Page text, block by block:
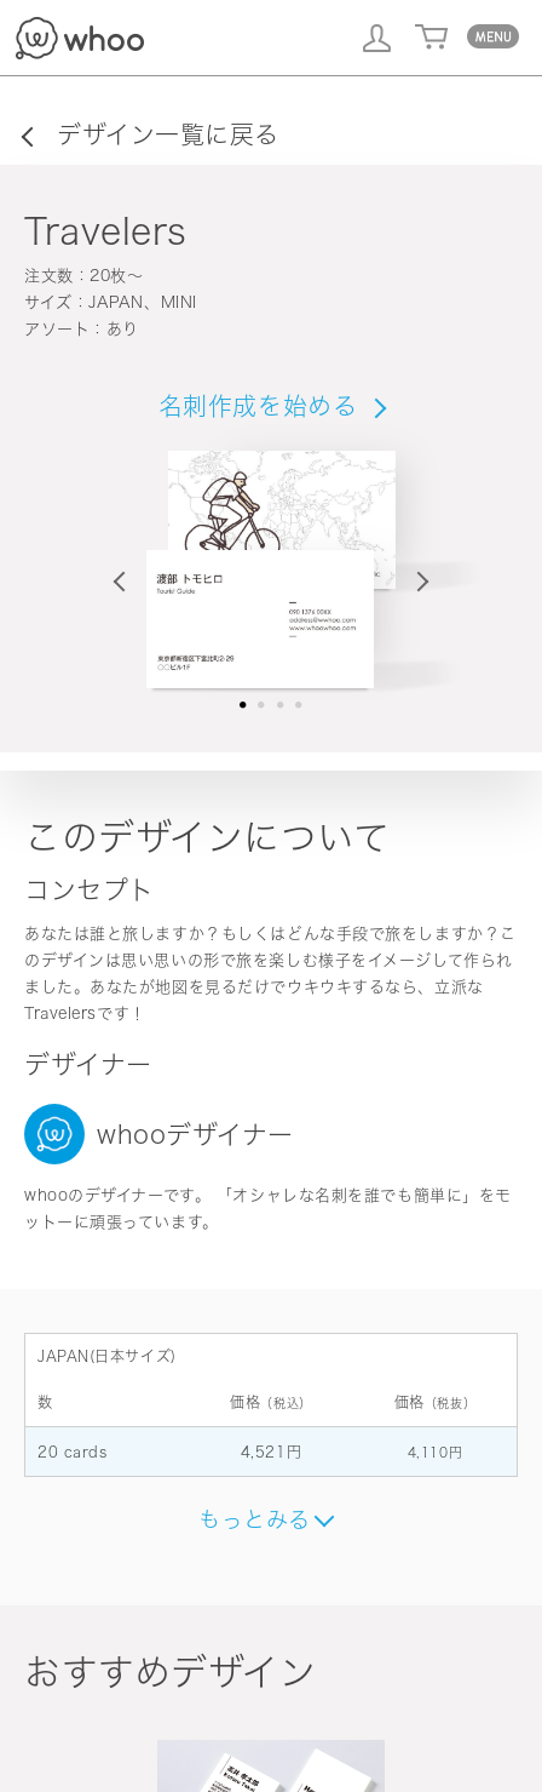
デザイン一覧に戻る
Travelers
注文数：20枚〜
サイズ：JAPAN、MINI
アソート：あり
名刺作成を始める
このデザインについて
コンセプト
あなたは誰と旅しますか？もしくはどんな手段で旅をしますか？こ
のデザインは思い思いの形で旅を楽しむ様子をイメージして作られ
ました。あなたが地図を見るだけでウキウキするなら、立派な
Travelersです！
デザイナー
whooデザイナー
whooのデザイナーです。 「オシャレな名刺を誰でも簡単に」をモ
ットーに頑張っています。
JAPAN(日本サイズ)
数 価格 （税込） 価格 （税抜）
20 cards 4,521円 4,110円
もっとみる
おすすめデザイン